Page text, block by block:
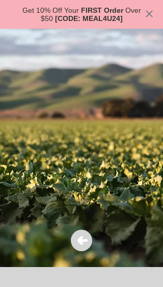
Get 10% Off Your FIRST OrderOver
$50 [CODE: MEAL4U24]